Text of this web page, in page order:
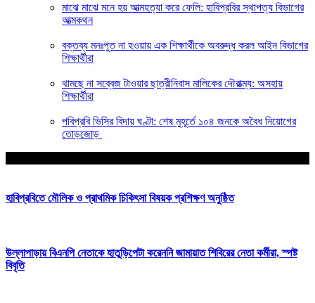
মাঝে মাঝে মনে হয় আত্মহত্যা করে ফেলি: হাবিপ্রবির স্থাপত্য বিভাগের
আত্মকথন
বক্তব্য মনঃপুত না হওয়ায় এক শিক্ষার্থীকে অবরুদ্ধ করল আইন বিভাগের
শিক্ষার্থীরা
থামছে না সব্বেজ টাওয়ার ছাত্রীনিবাস মালিকের দৌরাত্ম্য: অসহায়
শিক্ষার্থীরা
পবিপ্রবি ভিসির বিদায় ঘণ্টা: শেষ মুহূর্তে ১০৪ জনকে অবৈধ নিয়োগের
তোড়জোড়
হাবিপ্রবিতে মৌলিক ও প্রাথমিক চিকিৎসা বিষয়ক প্রশিক্ষণ অনুষ্ঠিত
উল্লাপাড়ায় বিএনপি নেতাকে হাতুড়িপেটা করেননি জামায়াত শিবিরের নেতা কর্মীরা, স্পষ্ট
বিবৃতি